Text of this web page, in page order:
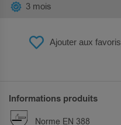
Ajouter aux favoris
3 mois
Informations produits
Norme EN 388